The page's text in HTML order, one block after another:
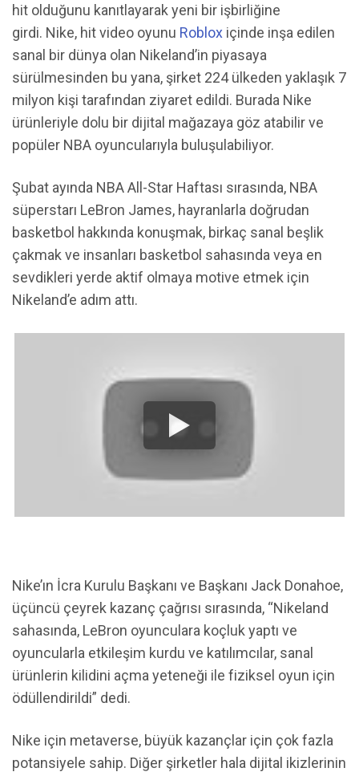
hit olduğunu kanıtlayarak yeni bir işbirliğine
girdi. Nike, hit video oyunu Roblox içinde inşa edilen
sanal bir dünya olan Nikeland’in piyasaya
sürülmesinden bu yana, şirket 224 ülkeden yaklaşık 7
milyon kişi tarafından ziyaret edildi. Burada Nike
ürünleriyle dolu bir dijital mağazaya göz atabilir ve
popüler NBA oyuncularıyla buluşulabiliyor.
Şubat ayında NBA All-Star Haftası sırasında, NBA
süperstarı LeBron James, hayranlarla doğrudan
basketbol hakkında konuşmak, birkaç sanal beşlik
çakmak ve insanları basketbol sahasında veya en
sevdikleri yerde aktif olmaya motive etmek için
Nikeland’e adım attı.
Nike’ın İcra Kurulu Başkanı ve Başkanı Jack Donahoe,
üçüncü çeyrek kazanç çağrısı sırasında, “Nikeland
sahasında, LeBron oyunculara koçluk yaptı ve
oyuncularla etkileşim kurdu ve katılımcılar, sanal
ürünlerin kilidini açma yeteneği ile fiziksel oyun için
ödüllendirildi” dedi.
Nike için metaverse, büyük kazançlar için çok fazla
potansiyele sahip. Diğer şirketler hala dijital ikizlerinin